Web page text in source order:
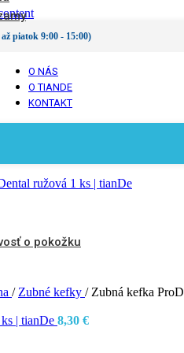
piatok 9:00 - 15:00)
O NÁS
O TIANDE
KONTAKT
o pokožku
/ Zubné kefky / Zubná kefka
| tianDe 8,30 €